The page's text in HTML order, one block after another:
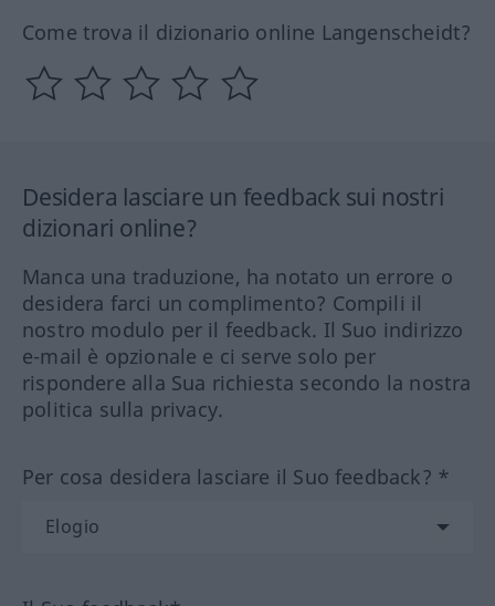
Come trova il dizionario online Langenscheidt?
Desidera lasciare un feedback sui nostri
dizionari online?
Manca una traduzione, ha notato un errore o
desidera farci un complimento? Compili il
nostro modulo per il feedback. Il Suo indirizzo
e-mail è opzionale e ci serve solo per
rispondere alla Sua richiesta secondo la nostra
politica sulla privacy.
Per cosa desidera lasciare il Suo feedback? *